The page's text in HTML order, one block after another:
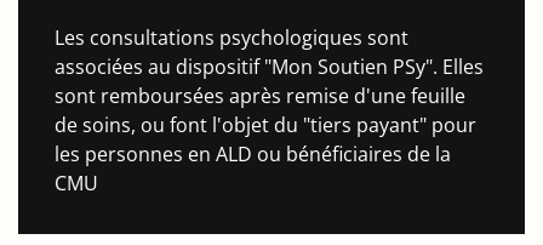
Les consultations psychologiques sont
associées au dispositif "Mon Soutien PSy". Elles
sont remboursées après remise d'une feuille
de soins, ou font l'objet du "tiers payant" pour
les personnes en ALD ou bénéficiaires de la
CMU